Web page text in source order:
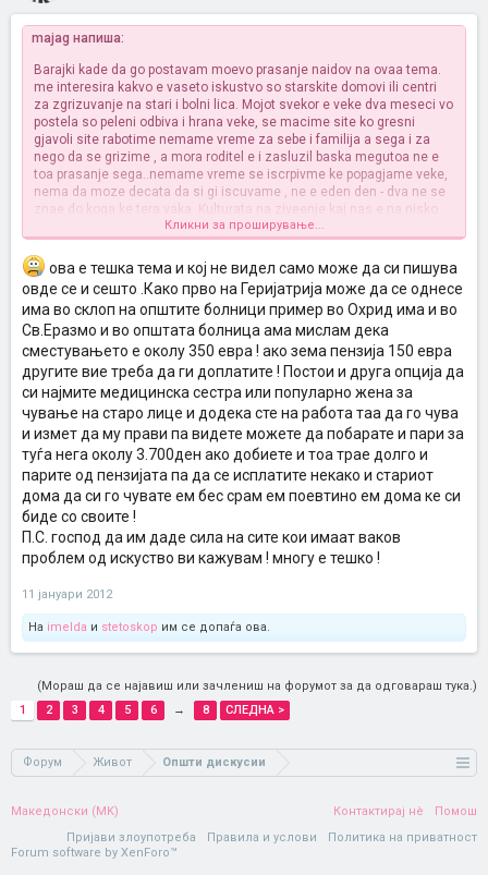
majag напиша:
Barajki kade da go postavam moevo prasanje naidov na ovaa tema.
me interesira kakvo e vaseto iskustvo so starskite domovi ili centri
za zgrizuvanje na stari i bolni lica. Mojot svekor e veke dva meseci vo
postela so peleni odbiva i hrana veke, se macime site ko gresni
gjavoli site rabotime nemame vreme za sebe i familija a sega i za
nego da se grizime , a mora roditel e i zasluzil baska megutoa ne e
toa prasanje sega..nemame vreme se iscrpivme ke popagjame veke,
nema da moze decata da si gi iscuvame , ne e eden den - dva ne se
znae do koga ke tera vaka. Kulturata na ziveenje kaj nas e na nisko
nivo i sram ni e da go dademe vo dom barem mene, na drugite doma
ne sum ni spomnala, site od komsii do rodnini ke vikaat ete dva sina
ima vo dom go dadoa, a realno ne moze da go neguvame 24/7 ne
moze fizicki da se postigne i da se izdrzi... vo teska situacija sme...
sto ke se sluci ne znam, zatoa pisav da cujam nekoj sovet nekoe
mislenjee, ako e veke za vo dom koj dom, kade sto kako e tamu ,
nega doktori i sl. Ve molam dajte nekoj sovet i mislenje..pozdrav
Кликни за проширување...
ова е тешка тема и кој не видел само може да си пишува
овде се и сешто .Како прво на Геријатрија може да се однесе
има во склоп на општите болници пример во Охрид има и во
Св.Еразмо и во општата болница ама мислам дека
сместувањето е околу 350 евра ! ако зема пензија 150 евра
другите вие треба да ги доплатите ! Постои и друга опција да
си најмите медицинска сестра или популарно жена за
чување на старо лице и додека сте на работа таа да го чува
и измет да му прави па видете можете да побарате и пари за
туѓа нега околу 3.700ден ако добиете и тоа трае долго и
парите од пензијата па да се исплатите некако и стариот
дома да си го чувате ем бес срам ем поевтино ем дома ке си
биде со своите !
П.С. господ да им даде сила на сите кои имаат ваков
проблем од искуство ви кажувам ! многу е тешко !
11 јануари 2012
На imelda и stetoskop им се допаѓа ова.
(Мораш да се најавиш или зачлениш на форумот за да одговараш тука.)
1
2 3 4 5 6 → 8 СЛЕДНА >
Форум Живот Општи дискусии
Македонски (MK) Контактирај нè
Помош
Пријави злоупотреба
Правила и услови
Политика на приватност
Forum software by XenForo™